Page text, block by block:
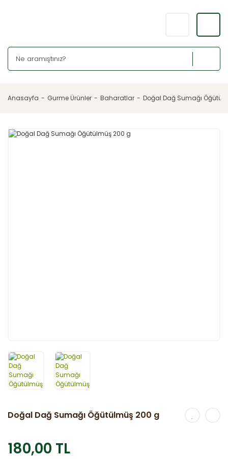
Anasayfa Gurme Ürünler Baharatlar Doğal Dağ Sumağı
Doğal Dağ Sumağı Öğütülmüş 200 g
180,00 TL